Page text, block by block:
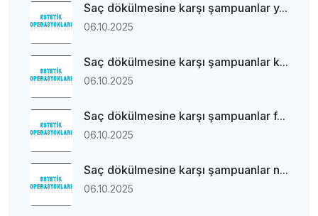
Saç dökülmesine karşı şampuanlar y...
06.10.2025
Saç dökülmesine karşı şampuanlar k...
06.10.2025
Saç dökülmesine karşı şampuanlar f...
06.10.2025
Saç dökülmesine karşı şampuanlar n...
06.10.2025